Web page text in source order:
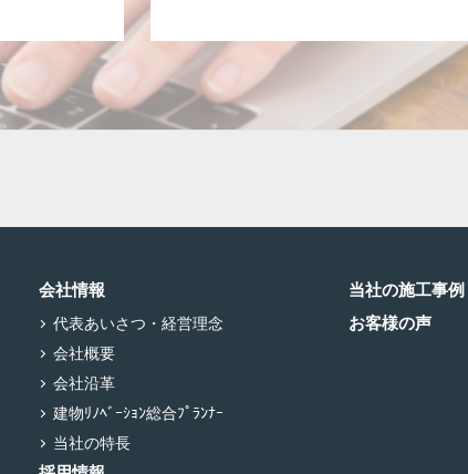
会社情報
代表あいさつ・経営理念
会社概要
会社沿革
建物ﾘﾉﾍﾞｰｼｮﾝ総合ﾌﾟﾗﾝﾅｰ
当社の特長
当社の施工事例
お客様の声